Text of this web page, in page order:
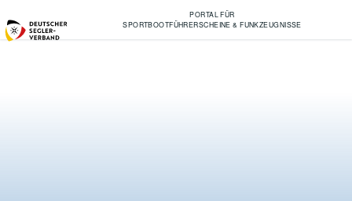
PORTAL FÜR
SPORTBOOTFÜHRERSCHEINE & FUNKZEUGNISSE